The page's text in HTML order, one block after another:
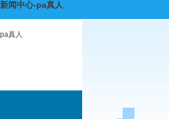
新闻中心-pa真人
pa真人